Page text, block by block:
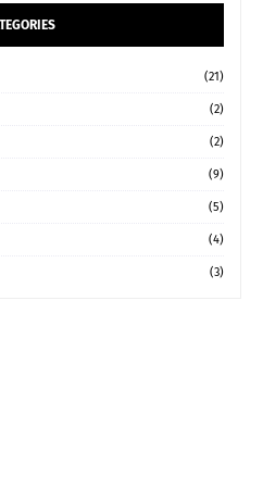
(21)
(2)
(2)
(9)
(5)
(4)
(3)